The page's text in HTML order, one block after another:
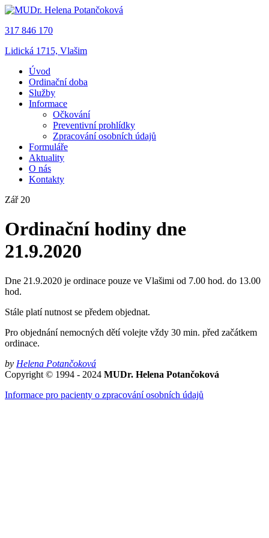
317 846 170
Lidická 1715, Vlašim
Úvod
Ordinační doba
Služby
Informace
Očkování
Preventivní prohlídky
Zpracování osobních údajů
Formuláře
Aktuality
O nás
Kontakty
Zář 20
Ordinační hodiny dne
21.9.2020
Dne 21.9.2020 je ordinace pouze ve Vlašimi od 7.00 hod. do 13.00
hod.
Stále platí nutnost se předem objednat.
Pro objednání nemocných dětí volejte vždy 30 min. před začátkem
ordinace.
by Helena Potančoková
Copyright © 1994 - 2024 MUDr. Helena Potančoková
Informace pro pacienty o zpracování osobních údajů